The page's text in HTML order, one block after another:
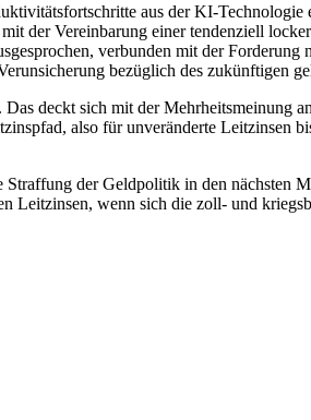
aus der KI-
der Vereinbarung einer tendenziell
verbunden mit der
bezüglich des zukünftigen
deckt sich mit der Mehrheitsmeinung
also für unveränderte Leitzinsen
der Geldpolitik in den nächsten
Leitzinsen, wenn sich die zoll- und